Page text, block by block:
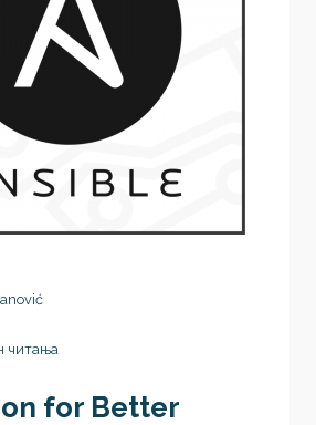
читања
for Better